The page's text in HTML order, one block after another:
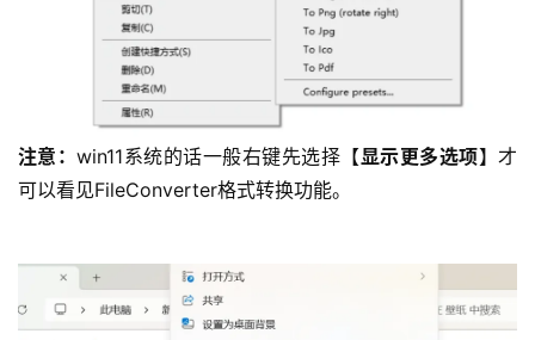
注意：win11系统的话一般右键先选择【显示更多选项】才
可以看见FileConverter格式转换功能。